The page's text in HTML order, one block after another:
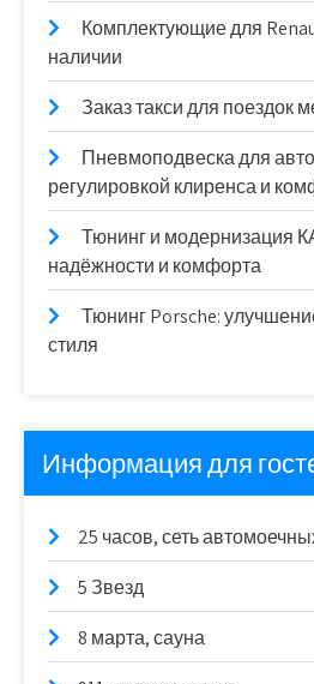
Комплектующие для
наличии
Заказ такси для поездок
Пневмоподвеска для
регулировкой клиренса и
Тюнинг и модернизация
надёжности и комфорта
Тюнинг Porsche:
стиля
Информация для
25 часов, сеть
5 Звезд
8 марта, сауна